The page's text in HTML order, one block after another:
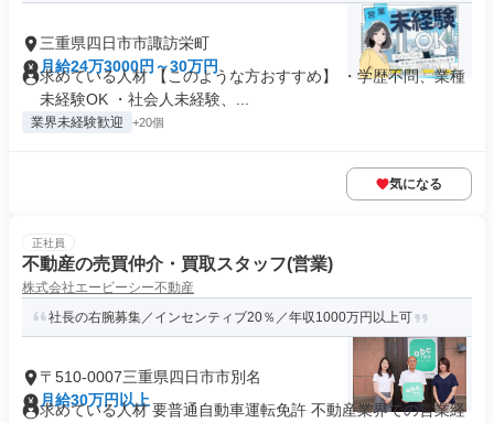
三重県四日市市諏訪栄町
月給24万3000円～30万円
求めている人材 【このような方おすすめ】 ・学歴不問、業種
未経験OK ・社会人未経験、...
業界未経験歓迎 +20個
気になる
正社員
不動産の売買仲介・買取スタッフ(営業)
株式会社エービーシー不動産
社長の右腕募集／インセンティブ20％／年収1000万円以上可
〒510-0007三重県四日市市別名
月給30万円以上
求めている人材 要普通自動車運転免許 不動産業界での営業経